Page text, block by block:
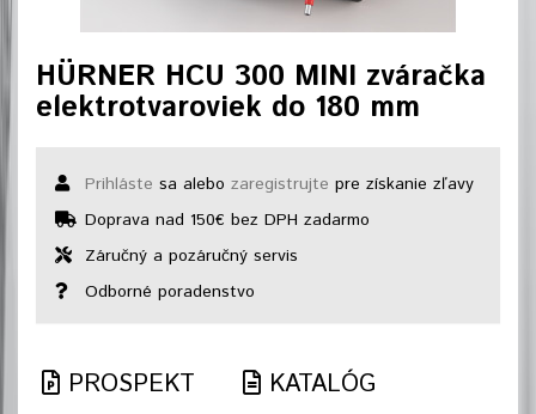
HÜRNER HCU 300 MINI zváračka
elektrotvaroviek do 180 mm
Prihláste sa alebo zaregistrujte pre získanie zľavy
Doprava nad 150€ bez DPH zadarmo
Záručný a pozáručný servis
Odborné poradenstvo
PROSPEKT KATALÓG